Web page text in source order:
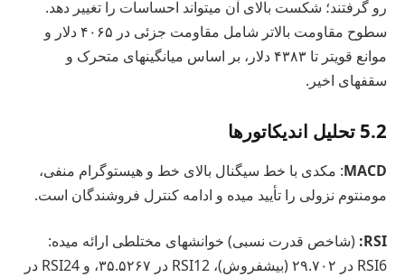
رو گرفتند؛ شکست بالای آن میتواند احساسات را تغییر دهد.
سطوح مقاومت بالاتر شامل مقاومت جزئی در ۴۰۶۵ دلار و
موانع قویتر تا ۴۳۸۳ دلار، بر اساس میانگینهای متحرک و
سقفهای اخیر.
5.2 تحلیل اندیکاتورها
MACD: مکدی با خط سیگنال بالای خط و هیستوگرام منفی،
مومنتوم نزولی را تأیید میده و ادامه کنترل فروشندگان است.
RSI: (شاخص قدرت نسبی) خوانشهای مختلطی ارائه میده:
RSI6 در ۲۹.۷۰۲ (بیشفروش)، RSI12 در ۳۵.۵۲۶۷، و RSI24 در